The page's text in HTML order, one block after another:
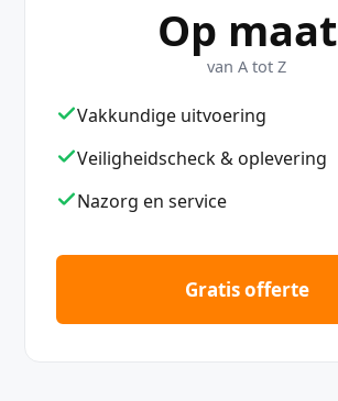
Op maat
van A tot Z
Vakkundige uitvoering
Veiligheidscheck & oplevering
Nazorg en service
Gratis offerte